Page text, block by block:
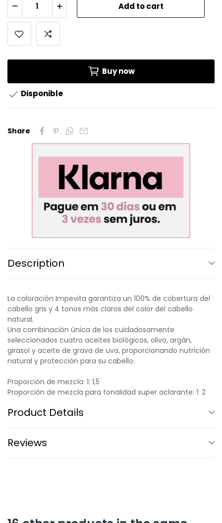
Add to cart
Buy now
 Disponible
Share
Description
La coloración Impevita garantiza un 100% de cobertura del
cabello gris y 4 tonos más claros del color del cabello
natural.
Una combinación única de los cuidadosamente
seleccionados cuatro aceites biológicos, olivo, argán,
girasol y aceite de grava de uva, proporcionando nutrición
natural y protección para su cabello.
Proporción de mezcla: 1: 1,5
Proporción de mezcla para tonalidad super aclarante: 1: 2
Product Details
Reviews